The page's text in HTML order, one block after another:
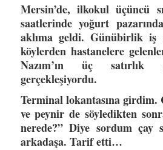
Mersin’de, ilkokul üçüncü
saatlerinde yoğurt
aklıma geldi. Günübirlik iş
köylerden hastanelere
Nazım’ın üç satırlık
gerçekleşiyordu.
Terminal lokantasına
ve peynir de söyledikten
nerede?” Diye sordum çay
arkadaşa. Tarif etti…